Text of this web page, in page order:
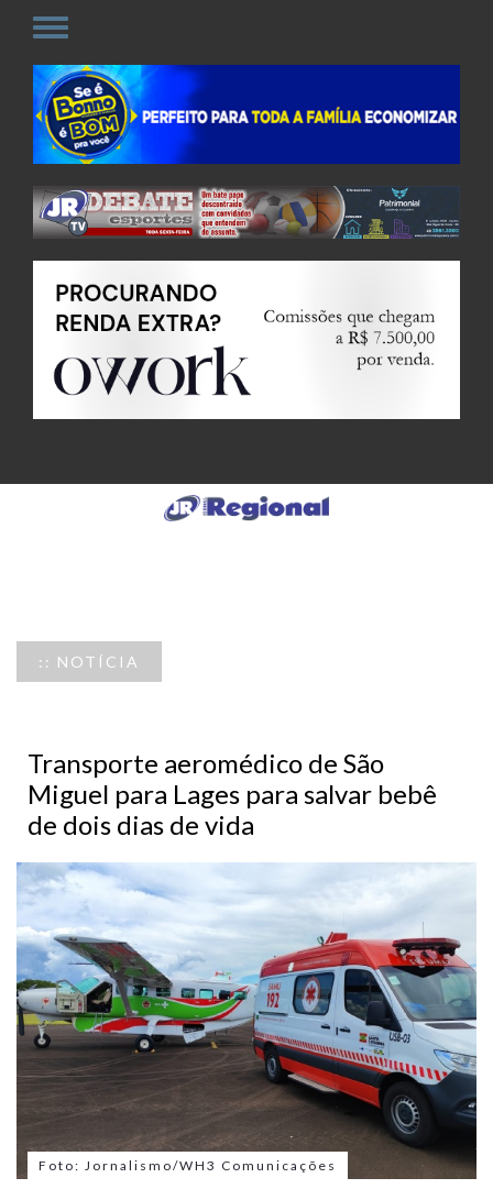
:: NOTÍCIA
Transporte aeromédico de São
Miguel para Lages para salvar bebê
de dois dias de vida
Foto: Jornalismo/WH3 Comunicações